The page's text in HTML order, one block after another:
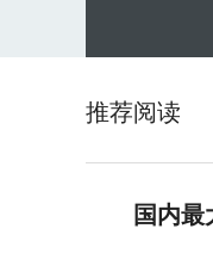
推荐阅读
国内